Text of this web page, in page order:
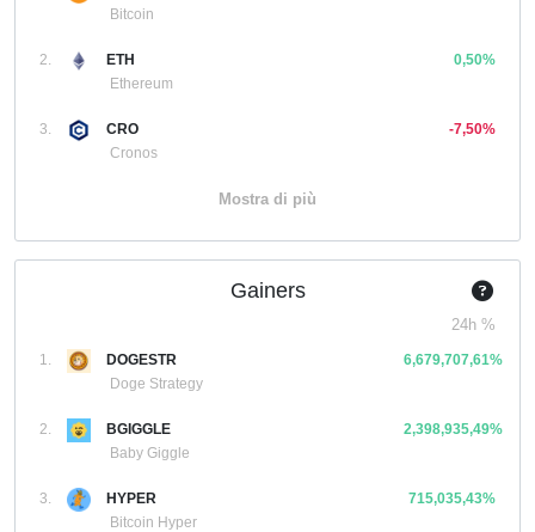
Bitcoin
2.
ETH
Ethereum
0,50%
3.
CRO
Cronos
-7,50%
Mostra di più
Gainers
24h %
1.
DOGESTR
Doge Strategy
6,679,707,61%
2.
BGIGGLE
Baby Giggle
2,398,935,49%
3.
HYPER
Bitcoin Hyper
715,035,43%